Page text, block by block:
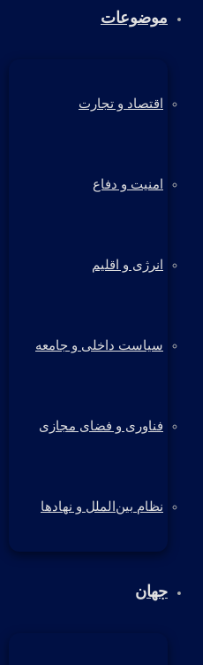
موضوعات
اقتصاد و تجارت
امنیت و دفاع
انرژی و اقلیم
سیاست داخلی و جامعه
فناوری و فضای مجازی
نظام بین‌الملل و نهادها
جهان